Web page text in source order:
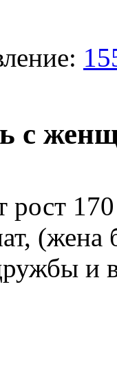
с
(жена
и